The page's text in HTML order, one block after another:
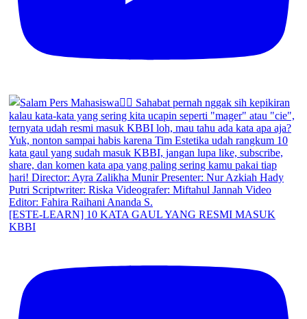
[ESTE-LEARN] 10 KATA GAUL YANG RESMI MASUK
KBBI